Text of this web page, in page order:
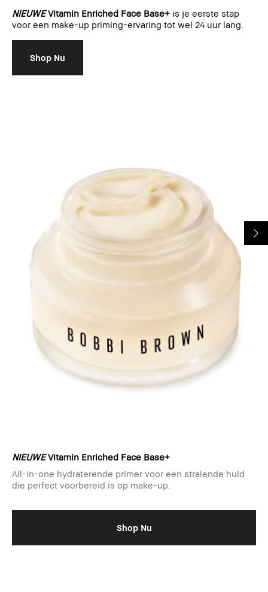
NIEUWEVitamin Enriched Face Base+ is je eerste stap
voor een make-up priming-ervaring tot wel 24 uur lang.
Shop Nu
NIEUWEVitamin Enriched Face Base+
All-in-one hydraterende primer voor een stralende huid
die perfect voorbereid is op make-up.
Shop Nu